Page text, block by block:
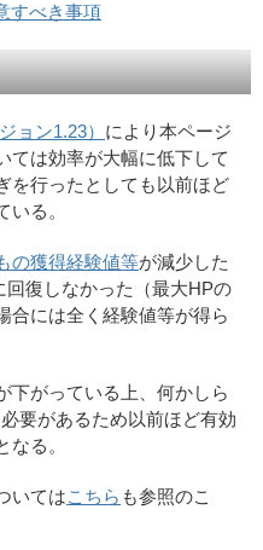
すべき事項
ョン1.23） により本ページ
ては効率が大幅に低下して
を行ったとしても以前ほど
る。
の獲得経験値等が減少した
復しなかった（最大HPの
合には全く経験値等が得ら
下がっている上、何かしら
要があるため以前ほど有効
る。
いてはこちら も参照のこ